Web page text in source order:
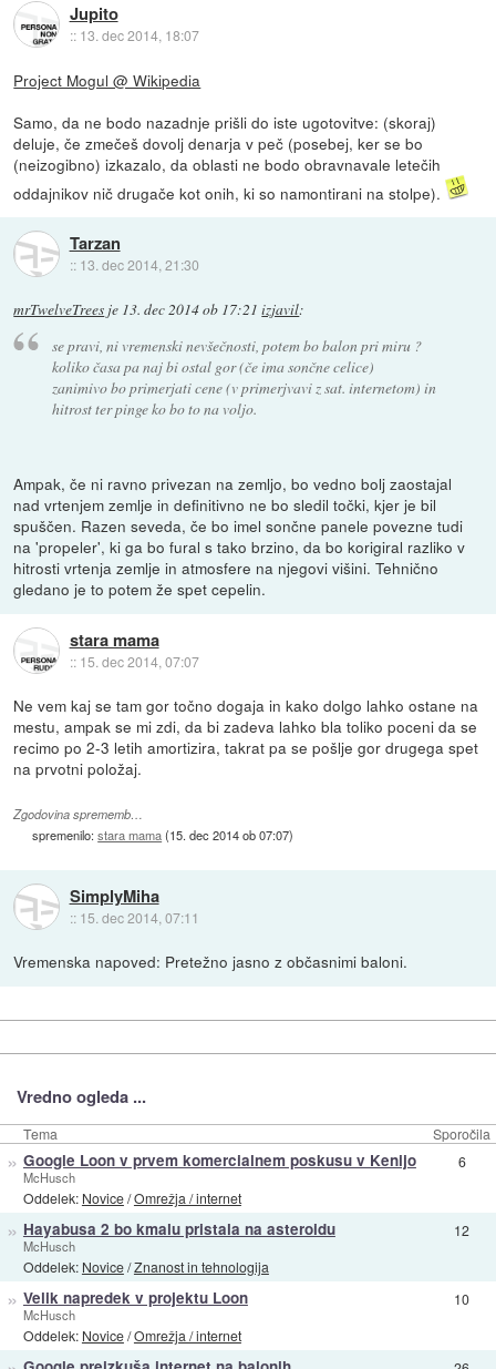
Jupito
:: 13. dec 2014, 18:07
Project Mogul @ Wikipedia
Samo, da ne bodo nazadnje prišli do iste ugotovitve: (skoraj)
deluje, če zmečeš dovolj denarja v peč (posebej, ker se bo
(neizogibno) izkazalo, da oblasti ne bodo obravnavale letečih
oddajnikov nič drugače kot onih, ki so namontirani na stolpe).
Tarzan
:: 13. dec 2014, 21:30
mrTwelveTrees je 13. dec 2014 ob 17:21 izjavil:
se pravi, ni vremenski nevšečnosti, potem bo balon pri miru ?
koliko časa pa naj bi ostal gor (če ima sončne celice)
zanimivo bo primerjati cene (v primerjvavi z sat. internetom) in
hitrost ter pinge ko bo to na voljo.
Ampak, če ni ravno privezan na zemljo, bo vedno bolj zaostajal
nad vrtenjem zemlje in definitivno ne bo sledil točki, kjer je bil
spuščen. Razen seveda, če bo imel sončne panele povezne tudi
na 'propeler', ki ga bo fural s tako brzino, da bo korigiral razliko v
hitrosti vrtenja zemlje in atmosfere na njegovi višini. Tehnično
gledano je to potem že spet cepelin.
stara mama
:: 15. dec 2014, 07:07
Ne vem kaj se tam gor točno dogaja in kako dolgo lahko ostane na
mestu, ampak se mi zdi, da bi zadeva lahko bla toliko poceni da se
recimo po 2-3 letih amortizira, takrat pa se pošlje gor drugega spet
na prvotni položaj.
Zgodovina sprememb…
spremenilo:stara mama(15. dec 2014 ob 07:07)
SimplyMiha
:: 15. dec 2014, 07:11
Vremenska napoved: Pretežno jasno z občasnimi baloni.
Vredno ogleda ...
Tema Sporočila
» Google Loon v prvem komercialnem poskusu v Kenijo
McHusch
Oddelek: Novice/Omrežja / internet
6
» Hayabusa 2 bo kmalu pristala na asteroidu
McHusch
Oddelek: Novice/Znanost in tehnologija
12
» Velik napredek v projektu Loon
McHusch
Oddelek: Novice/Omrežja / internet
10